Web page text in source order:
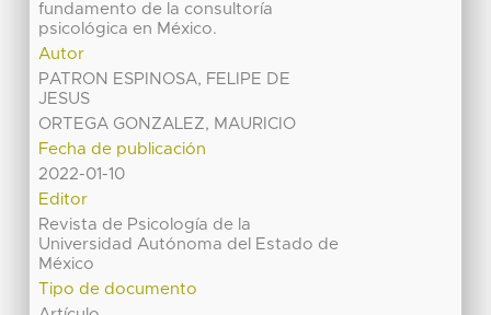
fundamento de la consultoría
psicológica en México.
Autor
PATRON ESPINOSA, FELIPE DE
JESUS
ORTEGA GONZALEZ, MAURICIO
Fecha de publicación
2022-01-10
Editor
Revista de Psicología de la
Universidad Autónoma del Estado de
México
Tipo de documento